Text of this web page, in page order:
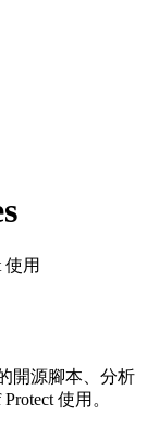
使用
開源腳本、分析
使用。